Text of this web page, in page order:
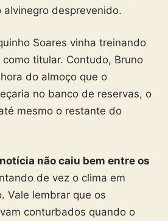
alvinegro desprevenido.
Soares vinha treinando
titular. Contudo, Bruno
do almoço que o
no banco de reservas, o
mesmo o restante do
não caiu bem entre os
de vez o clima em
Vale lembrar que os
conturbados quando o